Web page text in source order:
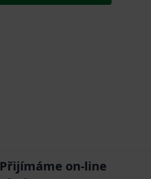
Přijímáme on-line